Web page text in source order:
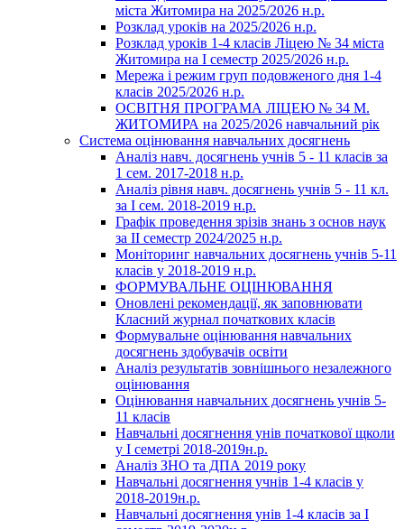
міста Житомира на 2025/2026 н.р.
Розклад уроків на 2025/2026 н.р.
Розклад уроків 1-4 класів Ліцею № 34 міста
Житомира на І семестр 2025/2026 н.р.
Мережа і режим груп подовженого дня 1-4
класів 2025/2026 н.р.
ОСВІТНЯ ПРОГРАМА ЛІЦЕЮ № 34 М.
ЖИТОМИРА на 2025/2026 навчальний рік
Система оцінювання навчальних досягнень
Аналіз навч. досягнень учнів 5 - 11 класів за
1 сем. 2017-2018 н.р.
Аналіз рівня навч. досягнень учнів 5 - 11 кл.
за І сем. 2018-2019 н.р.
Графік проведення зрізів знань з основ наук
за ІІ семестр 2024/2025 н.р.
Моніторинг навчальних досягнень учнів 5-11
класів у 2018-2019 н.р.
ФОРМУВАЛЬНЕ ОЦІНЮВАННЯ
Оновлені рекомендації, як заповнювати
Класний журнал початкових класів
Формувальне оцінювання навчальних
досягнень здобувачів освіти
Аналіз результатів зовнішнього незалежного
оцінювання
Оцінювання навчальних досягнень учнів 5-
11 класів
Навчальні досягнення унів початкової щколи
у І семетрі 2018-2019н.р.
Аналіз ЗНО та ДПА 2019 року
Навчальні досягнення учнів 1-4 класів у
2018-2019н.р.
Навчальні досягнення унів 1-4 класів за І